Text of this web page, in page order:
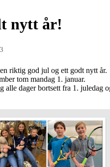
nytt år!
riktig god jul og ett godt nytt år.
tom mandag 1. januar.
alle dager bortsett fra 1. juledag